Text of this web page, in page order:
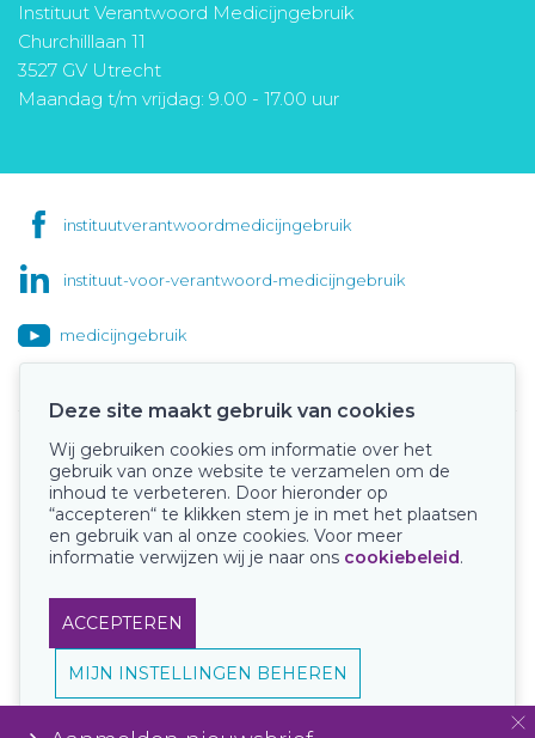
Instituut Verantwoord Medicijngebruik
Churchilllaan 11
3527 GV Utrecht
Maandag t/m vrijdag: 9.00 - 17.00 uur
instituutverantwoordmedicijngebruik
instituut-voor-verantwoord-medicijngebruik
medicijngebruik
Onze keurmerken
Deze site maakt gebruik van cookies
Wij gebruiken cookies om informatie over het
gebruik van onze website te verzamelen om de
inhoud te verbeteren. Door hieronder op
“accepteren“ te klikken stem je in met het plaatsen
en gebruik van al onze cookies. Voor meer
informatie verwijzen wij je naar ons cookiebeleid.
ACCEPTEREN
MIJN INSTELLINGEN BEHEREN